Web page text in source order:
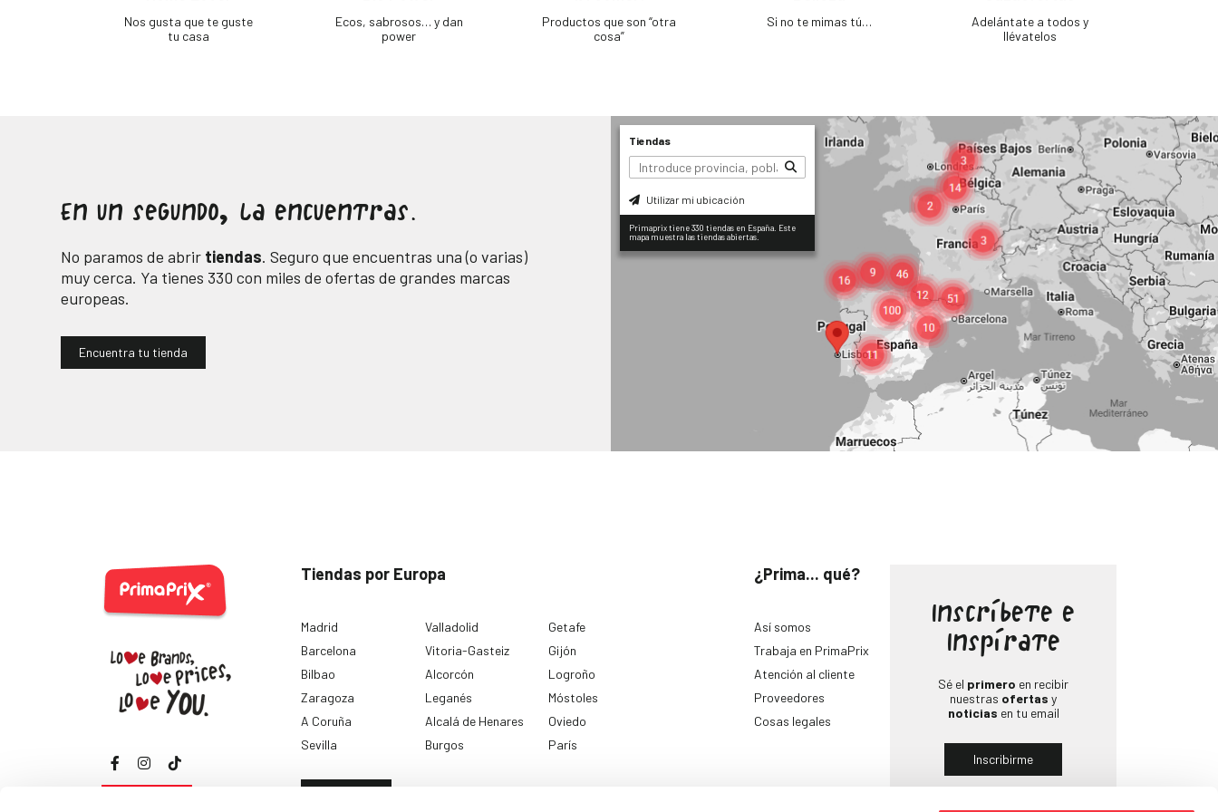
Nos gusta que te guste
tu casa
Ecos, sabrosos… y dan
power
Productos que son “otra
cosa”
Si no te mimas tú…
Adelántate a todos y
llévatelos
En un segundo, la encuentras.
No paramos de abrir tiendas. Seguro que encuentras una (o varias)
muy cerca. Ya tienes 330 con miles de ofertas de grandes marcas
europeas.
Encuentra tu tienda
Tiendas
Utilizar mi ubicación
Primaprix tiene 330 tiendas en España. Este
mapa muestra las tiendas abiertas.
Tiendas por Europa
Madrid
Barcelona
Bilbao
Zaragoza
A Coruña
Sevilla
Valladolid
Vitoria-Gasteiz
Alcorcón
Leganés
Alcalá de Henares
Burgos
Getafe
Gijón
Logroño
Móstoles
Oviedo
París
¿Prima... qué?
Así somos
Trabaja en PrimaPrix
Atención al cliente
Proveedores
Cosas legales
Inscríbete e
Inspírate
Sé el primero en recibir
nuestras ofertas y
noticias en tu email
Inscribirme